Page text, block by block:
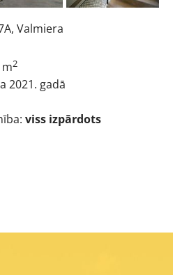
Valmiera
2
2021. gadā
viss izpārdots